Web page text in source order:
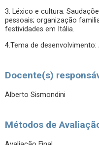
3. Léxico e cultura.
pessoais; organização
festividades em Itália.
4.Tema de
Docente(s)
Alberto Sismondini
Métodos de